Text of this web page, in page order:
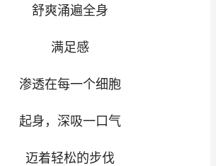
舒爽涌遍全身
满足感
渗透在每一个细胞
起身，深吸一口气
迈着轻松的步伐